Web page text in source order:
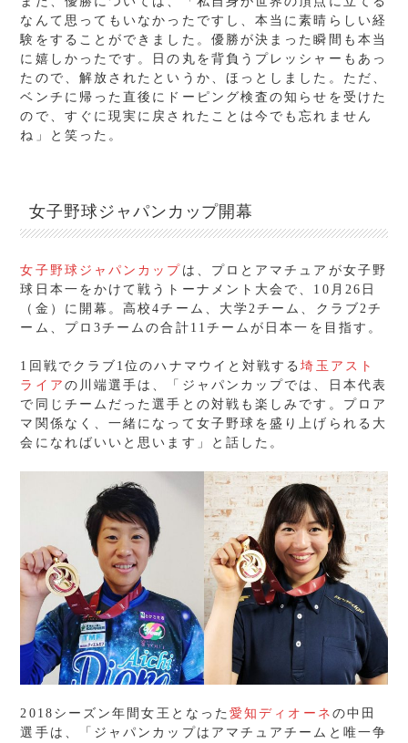
なんて思ってもいなかったですし、本当に素晴らしい経
験をすることができました。優勝が決まった瞬間も本当
に嬉しかったです。日の丸を背負うプレッシャーもあっ
たので、解放されたというか、ほっとしました。ただ、
ベンチに帰った直後にドーピング検査の知らせを受けた
ので、すぐに現実に戻されたことは今でも忘れません
ね」と笑った。
女子野球ジャパンカップ開幕
女子野球ジャパンカップ は、プロとアマチュアが女子野
球日本一をかけて戦うトーナメント大会で、10月26日
（金）に開幕。高校4チーム、大学2チーム、クラブ2チ
ーム、プロ3チームの合計11チームが日本一を目指す。
1回戦でクラブ1位のハナマウイと対戦する埼玉アスト
ライア の川端選手は、「ジャパンカップでは、日本代表
で同じチームだった選手との対戦も楽しみです。プロア
マ関係なく、一緒になって女子野球を盛り上げられる大
会になればいいと思います」と話した。
2018シーズン年間女王となった愛知ディオーネ の中田
選手は、「ジャパンカップはアマチュアチームと唯一争